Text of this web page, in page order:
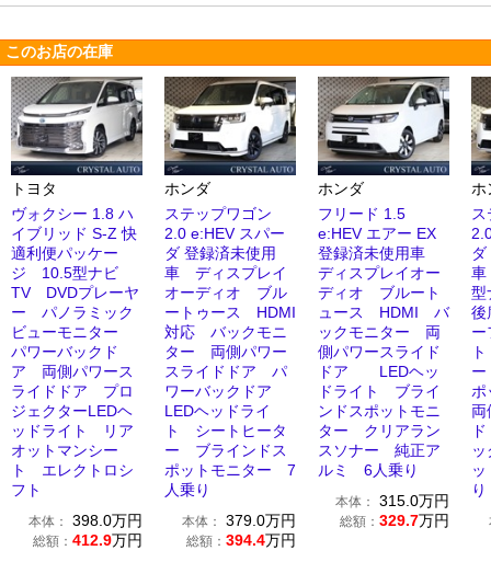
このお店の在庫
トヨタ
ヴォクシー 1.8 ハ
イブリッド S-Z 快
適利便パッケー
ジ 10.5型ナビ
TV DVDプレーヤ
ー パノラミック
ビューモニター
パワーバックド
ア 両側パワース
ライドドア プロ
ジェクターLEDヘ
ッドライト リア
オットマンシー
ト エレクトロシ
フト
本体： 398.0万円
総額： 412.9万円
ホンダ
ステップワゴン
2.0 e:HEV スパー
ダ 登録済未使用
車 ディスプレイ
オーディオ ブル
ートゥース HDMI
対応 バックモニ
ター 両側パワー
スライドドア パ
ワーバックドア
LEDヘッドライ
ト シートヒータ
ー ブラインドス
ポットモニター 7
人乗り
本体： 379.0万円
総額： 394.4万円
ホンダ
フリード 1.5
e:HEV エアー EX
登録済未使用車
ディスプレイオー
ディオ ブルート
ュース HDMI バ
ックモニター 両
側パワースライド
ドア LEDヘッ
ドライト ブライ
ンドスポットモニ
ター クリアラン
スソナー 純正ア
ルミ 6人乗り
本体： 315.0万円
総額： 329.7万円
ホ
後
ー
両
り